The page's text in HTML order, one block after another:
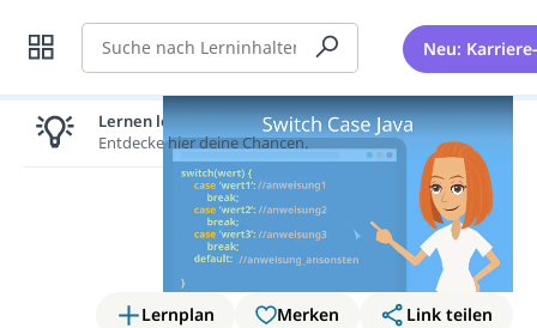
Suche Neu:
Lernplan Merken
Link teilen
Lernen lohnt sich!
Entdecke hier deine Chancen.